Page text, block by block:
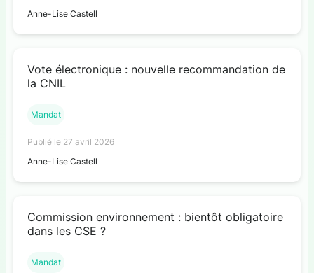
Anne-Lise Castell
Vote électronique : nouvelle recommandation de
la CNIL
Mandat
Publié le 27 avril 2026
Anne-Lise Castell
Commission environnement : bientôt obligatoire
dans les CSE ?
Mandat